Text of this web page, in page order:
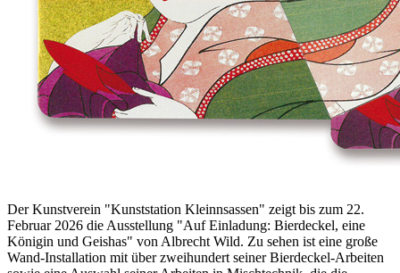
Der Kunstverein "Kunststation Kleinnsassen" zeigt bis zum 22.
Februar 2026 die Ausstellung "Auf Einladung: Bierdeckel, eine
Königin und Geishas" von Albrecht Wild. Zu sehen ist eine große
Wand-Installation mit über zweihundert seiner Bierdeckel-Arbeiten